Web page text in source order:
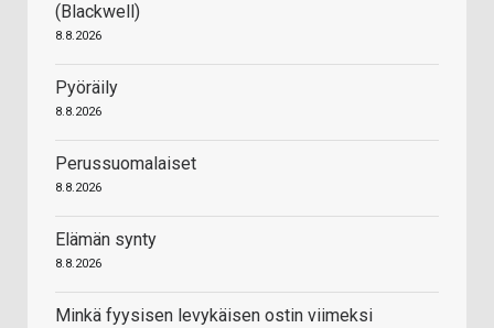
(Blackwell)
8.8.2026
Pyöräily
8.8.2026
Perussuomalaiset
8.8.2026
Elämän synty
8.8.2026
Minkä fyysisen levykäisen ostin viimeksi